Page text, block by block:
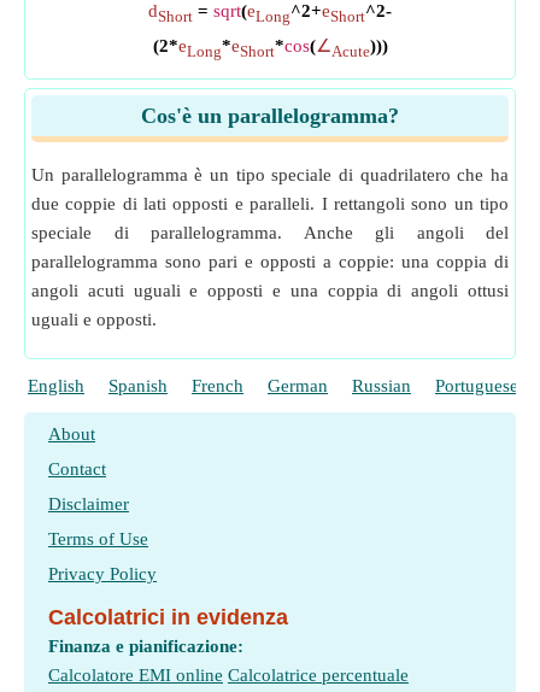
dShort = sqrt(eLong^2+eShort^2-
(2*eLong*eShort*cos(∠Acute)))
Cos'è un parallelogramma?
Un parallelogramma è un tipo speciale di quadrilatero che ha
due coppie di lati opposti e paralleli. I rettangoli sono un tipo
speciale di parallelogramma. Anche gli angoli del
parallelogramma sono pari e opposti a coppie: una coppia di
angoli acuti uguali e opposti e una coppia di angoli ottusi
uguali e opposti.
English Spanish French German Russian Portuguese
About
Contact
Disclaimer
Terms of Use
Privacy Policy
Calcolatrici in evidenza
Finanza e pianificazione:
Calcolatore EMI online Calcolatrice percentuale